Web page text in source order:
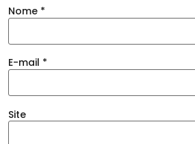
Nome *
E-mail *
Site